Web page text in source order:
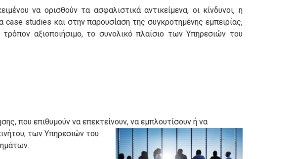
να ορισθούν τα ασφαλιστικά αντικείμενα, οι κίνδυνοι, η
studies και στην παρουσίαση της συγκροτημένης εμπειρίας,
αξιοποιήσιμο, το συνολικό πλαίσιο των Υπηρεσιών του
που επιθυμούν να επεκτείνουν, να εμπλουτίσουν ή να
των Υπηρεσιών του